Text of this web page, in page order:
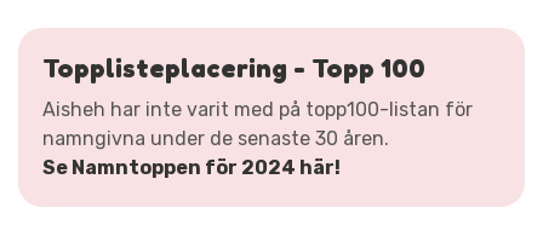
Topplisteplacering - Topp 100
Aisheh har inte varit med på topp100-listan för
namngivna under de senaste 30 åren.
Se Namntoppen för 2024 här!